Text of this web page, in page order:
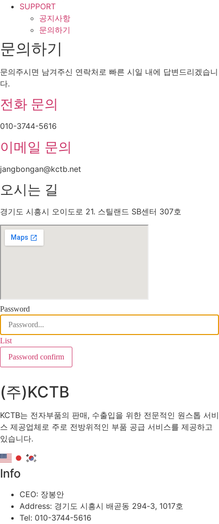
SUPPORT
공지사항
문의하기
문의하기
문의주시면 남겨주신 연락처로 빠른 시일 내에 답변드리겠습니
다.
전화 문의
010-3744-5616
이메일 문의
jangbongan@kctb.net
오시는 길
경기도 시흥시 오이도로 21. 스틸랜드 SB센터 307호
Password
List
Password confirm
(주)KCTB
KCTB는 전자부품의 판매, 수출입을 위한 전문적인 원스톱 서비
스 제공업체로 주로 전방위적인 부품 공급 서비스를 제공하고
있습니다.
Info
CEO: 장봉안
Address: 경기도 시흥시 배곧동 294-3, 1017호
Tel: 010-3744-5616